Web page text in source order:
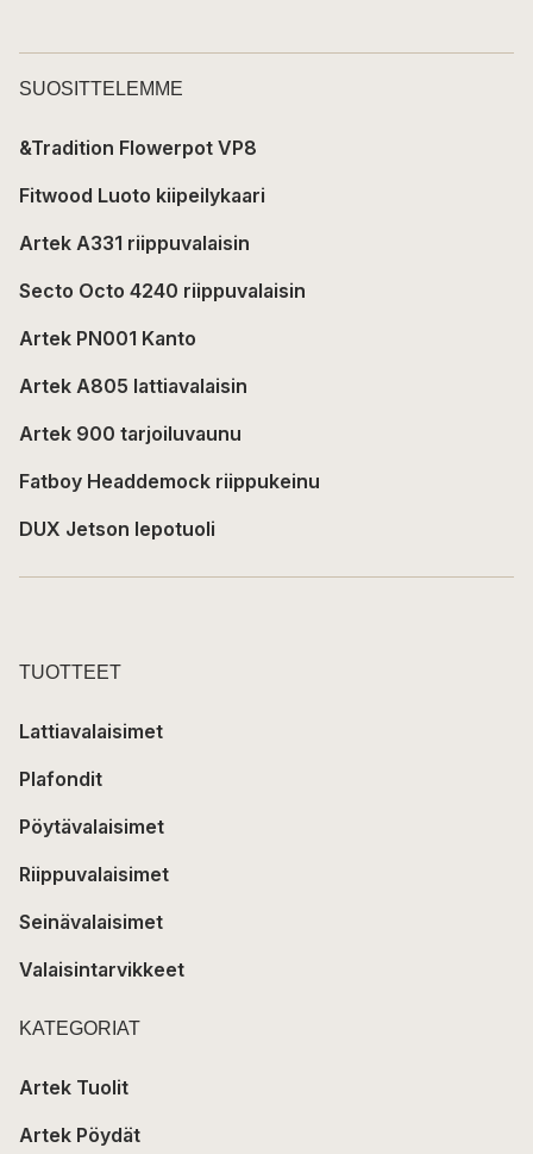
SUOSITTELEMME
&Tradition Flowerpot VP8
Fitwood Luoto kiipeilykaari
Artek A331 riippuvalaisin
Secto Octo 4240 riippuvalaisin
Artek PN001 Kanto
Artek A805 lattiavalaisin
Artek 900 tarjoiluvaunu
Fatboy Headdemock riippukeinu
DUX Jetson lepotuoli
TUOTTEET
Lattiavalaisimet
Plafondit
Pöytävalaisimet
Riippuvalaisimet
Seinävalaisimet
Valaisintarvikkeet
KATEGORIAT
Artek Tuolit
Artek Pöydät